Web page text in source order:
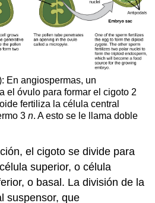
: En angiospermas, un
el óvulo para formar el cigoto 2
fertiliza la célula central
3 n. A esto se le llama doble
el cigoto se divide para
superior, o célula
o basal. La división de la
suspensor, que